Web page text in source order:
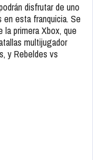
disfrutar de uno
esta franquicia. Se
la primera Xbox, que
multijugador
y Rebeldes vs